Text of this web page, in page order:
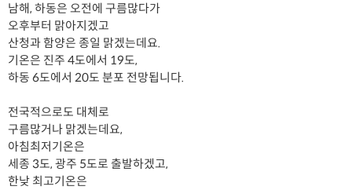
남해, 하동은 오전에 구름많다가
오후부터 맑아지겠고
산청과 함양은 종일 맑겠는데요.
기온은 진주 4도에서 19도,
하동 6도에서 20도 분포 전망됩니다.
전국적으로도 대체로
구름많거나 맑겠는데요,
아침최저기온은
세종 3도, 광주 5도로 출발하겠고,
한낮 최고기온은